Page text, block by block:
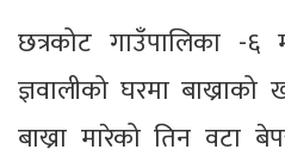
छत्रकोट गाउँपालिका -६
ज्ञवालीको घरमा
बाख्रा मारेको तिन वटा